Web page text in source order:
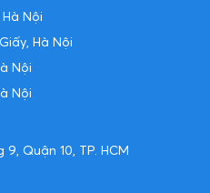
Nội
Hà Nội
Nội
Nội
Quận 10, TP. HCM